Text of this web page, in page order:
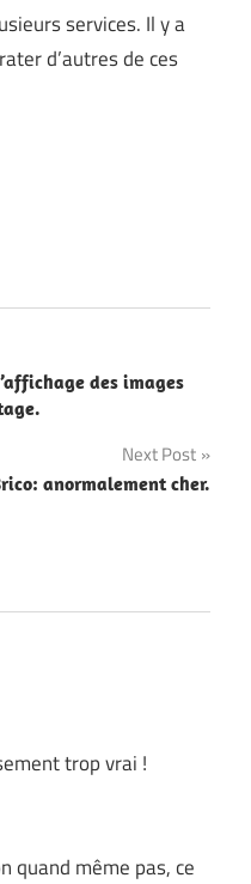
services. Il y a
d’autres de ces
des images
Next Post
anormalement cher.
trop vrai !
quand même pas, ce